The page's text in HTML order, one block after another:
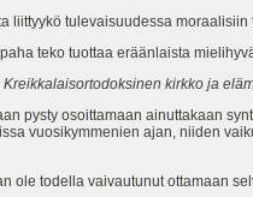
liittyykö tulevaisuudessa
teko tuottaa eräänlaista
Kreikkalaisortodoksinen kirkko ja
pysty osoittamaan ainuttakaan
vuosikymmenien ajan, niiden
ole todella vaivautunut ottamaan